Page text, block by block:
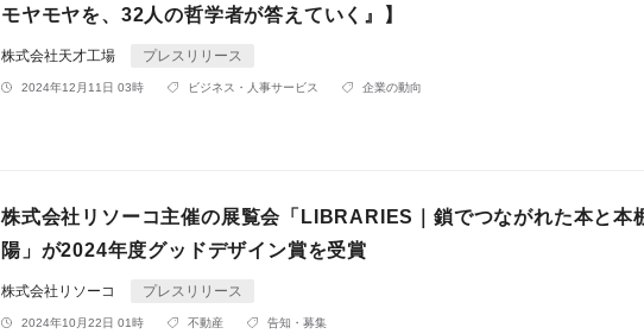
モヤモヤを、32人の哲学者が答えていく』】
株式会社天才工場 プレスリリース
2024年12月11日 03時 ビジネス・人事サービス 企業の動向
株式会社リソーコ主催の展覧会「LIBRARIES｜鎖でつながれた本と本
陽」が2024年度グッドデザイン賞を受賞
株式会社リソーコ プレスリリース
2024年10月22日 01時 不動産 告知・募集